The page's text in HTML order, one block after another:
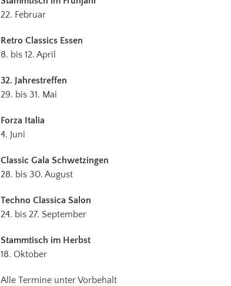
22. Februar
Retro Classics Essen
8. bis 12. April
32. Jahrestreffen
29. bis 31. Mai
Forza Italia
4. Juni
Classic Gala Schwetzingen
28. bis 30. August
Techno Classica Salon
24. bis 27. September
Stammtisch im Herbst
18. Oktober
Alle Termine unter Vorbehalt